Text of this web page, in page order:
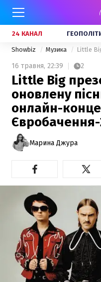
24 КАНАЛ
Showbiz Музика
16 травня, 22:39 2
Little Big
оновлену
онлайн-
Марина Джура